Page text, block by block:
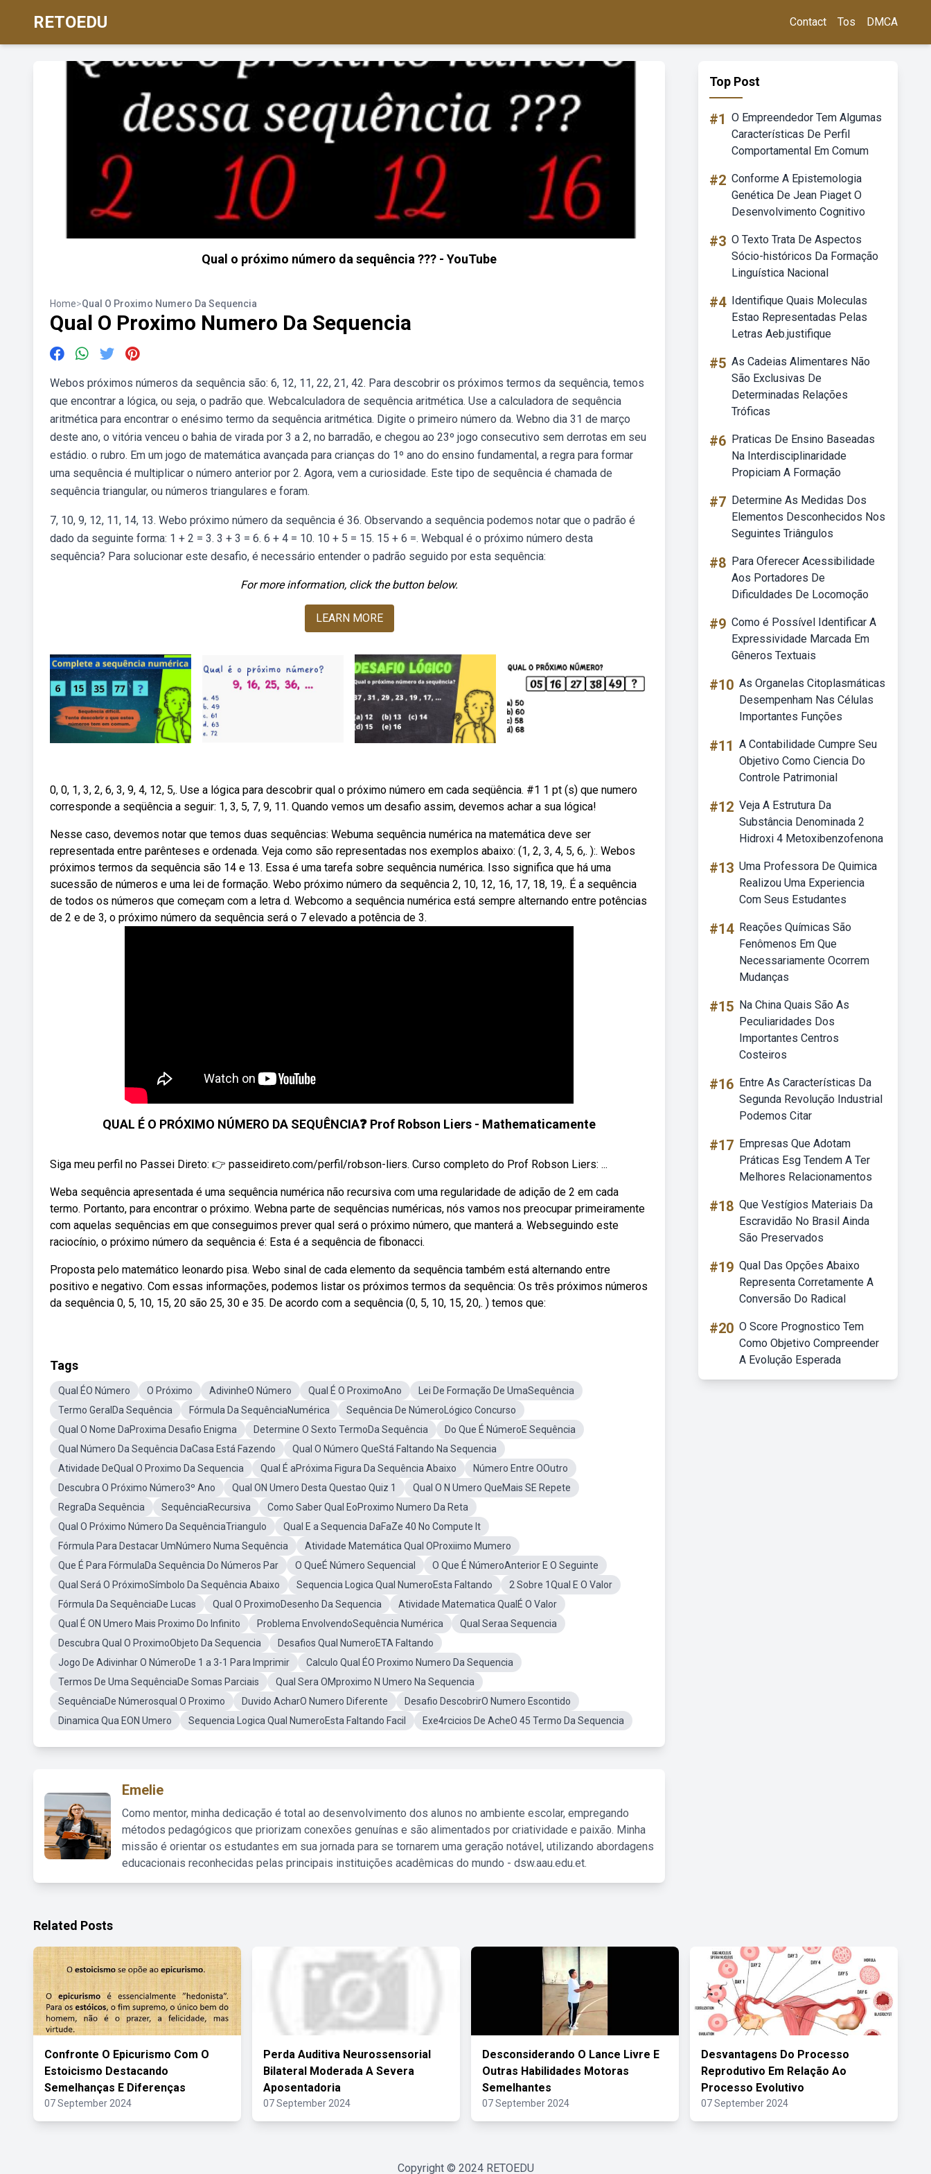
RETOEDU Contact Tos DMCA
Qual o próximo número da sequência ??? - YouTube
Home>Qual O Proximo Numero Da Sequencia
Qual O Proximo Numero Da Sequencia
Webos próximos números da sequência são: 6, 12, 11, 22, 21, 42. Para descobrir os próximos termos da sequência, temos
que encontrar a lógica, ou seja, o padrão que. Webcalculadora de sequência aritmética. Use a calculadora de sequência
aritmética para encontrar o enésimo termo da sequência aritmética. Digite o primeiro número da. Webno dia 31 de março
deste ano, o vitória venceu o bahia de virada por 3 a 2, no barradão, e chegou ao 23º jogo consecutivo sem derrotas em seu
estádio. o rubro. Em um jogo de matemática avançada para crianças do 1º ano do ensino fundamental, a regra para formar
uma sequência é multiplicar o número anterior por 2. Agora, vem a curiosidade. Este tipo de sequência é chamada de
sequência triangular, ou números triangulares e foram.
7, 10, 9, 12, 11, 14, 13. Webo próximo número da sequência é 36. Observando a sequência podemos notar que o padrão é
dado da seguinte forma: 1 + 2 = 3. 3 + 3 = 6. 6 + 4 = 10. 10 + 5 = 15. 15 + 6 =. Webqual é o próximo número desta
sequência? Para solucionar este desafio, é necessário entender o padrão seguido por esta sequência:
For more information, click the button below.
LEARN MORE
0, 0, 1, 3, 2, 6, 3, 9, 4, 12, 5,. Use a lógica para descobrir qual o próximo número em cada seqüência. #1 1 pt (s) que numero
corresponde a seqüência a seguir: 1, 3, 5, 7, 9, 11. Quando vemos um desafio assim, devemos achar a sua lógica!
Nesse caso, devemos notar que temos duas sequências: Webuma sequência numérica na matemática deve ser
representada entre parênteses e ordenada. Veja como são representadas nos exemplos abaixo: (1, 2, 3, 4, 5, 6,. ):. Webos
próximos termos da sequência são 14 e 13. Essa é uma tarefa sobre sequência numérica. Isso significa que há uma
sucessão de números e uma lei de formação. Webo próximo número da sequência 2, 10, 12, 16, 17, 18, 19,. É a sequência
de todos os números que começam com a letra d. Webcomo a sequência numérica está sempre alternando entre potências
de 2 e de 3, o próximo número da sequência será o 7 elevado a potência de 3.
QUAL É O PRÓXIMO NÚMERO DA SEQUÊNCIA❓ Prof Robson Liers - Mathematicamente
Siga meu perfil no Passei Direto: 👉 passeidireto.com/perfil/robson-liers. Curso completo do Prof Robson Liers: ...
Weba sequência apresentada é uma sequência numérica não recursiva com uma regularidade de adição de 2 em cada
termo. Portanto, para encontrar o próximo. Webna parte de sequências numéricas, nós vamos nos preocupar primeiramente
com aquelas sequências em que conseguimos prever qual será o próximo número, que manterá a. Webseguindo este
raciocínio, o próximo número da sequência é: Esta é a sequência de fibonacci.
Proposta pelo matemático leonardo pisa. Webo sinal de cada elemento da sequência também está alternando entre
positivo e negativo. Com essas informações, podemos listar os próximos termos da sequência: Os três próximos números
da sequência 0, 5, 10, 15, 20 são 25, 30 e 35. De acordo com a sequência (0, 5, 10, 15, 20,. ) temos que:
Tags
Qual ÉO Número O Próximo AdivinheO Número Qual É O ProximoAno
Lei De Formação De UmaSequência
Termo GeralDa Sequência
Fórmula Da SequênciaNumérica
Sequência De NúmeroLógico Concurso
Qual O Nome DaProxima Desafio Enigma
Determine O Sexto TermoDa Sequência
Do Que É NúmeroE Sequência
Qual Número Da Sequência DaCasa Está Fazendo
Qual O Número QueStá Faltando Na Sequencia
Atividade DeQual O Proximo Da Sequencia
Qual É aPróxima Figura Da Sequência Abaixo
Número Entre OOutro
Descubra O Próximo Número3º Ano
Qual ON Umero Desta Questao Quiz 1
Qual O N Umero QueMais SE Repete
RegraDa Sequência
SequênciaRecursiva
Como Saber Qual EoProximo Numero Da Reta
Qual O Próximo Número Da SequênciaTriangulo
Qual E a Sequencia DaFaZe 40 No Compute It
Fórmula Para Destacar UmNúmero Numa Sequência
Atividade Matemática Qual OProxiimo Mumero
Que É Para FórmulaDa Sequência Do Números Par
O QueÉ Número Sequencial
O Que É NúmeroAnterior E O Seguinte
Qual Será O PróximoSímbolo Da Sequência Abaixo
Sequencia Logica Qual NumeroEsta Faltando
2 Sobre 1Qual E O Valor
Fórmula Da SequênciaDe Lucas
Qual O ProximoDesenho Da Sequencia
Atividade Matematica QualÉ O Valor
Qual É ON Umero Mais Proximo Do Infinito
Problema EnvolvendoSequência Numérica
Qual Seraa Sequencia
Descubra Qual O ProximoObjeto Da Sequencia
Desafios Qual NumeroETA Faltando
Jogo De Adivinhar O NúmeroDe 1 a 3-1 Para Imprimir
Calculo Qual ÉO Proximo Numero Da Sequencia
Termos De Uma SequênciaDe Somas Parciais
Qual Sera OMproximo N Umero Na Sequencia
SequênciaDe Númerosqual O Proximo
Duvido AcharO Numero Diferente
Desafio DescobrirO Numero Escontido
Dinamica Qua EON Umero
Sequencia Logica Qual NumeroEsta Faltando Facil Exe4rcicios De AcheO 45 Termo Da Sequencia
Emelie
Como mentor, minha dedicação é total ao desenvolvimento dos alunos no ambiente escolar, empregando
métodos pedagógicos que priorizam conexões genuínas e são alimentados por criatividade e paixão. Minha
missão é orientar os estudantes em sua jornada para se tornarem uma geração notável, utilizando abordagens
educacionais reconhecidas pelas principais instituições acadêmicas do mundo - dsw.aau.edu.et.
Top Post
#1 O Empreendedor Tem Algumas
Características De Perfil
Comportamental Em Comum
#2 Conforme A Epistemologia
Genética De Jean Piaget O
Desenvolvimento Cognitivo
#3 O Texto Trata De Aspectos
Sócio-históricos Da Formação
Linguística Nacional
#4 Identifique Quais Moleculas
Estao Representadas Pelas
Letras Aeb.justifique
#5 As Cadeias Alimentares Não
São Exclusivas De
Determinadas Relações
Tróficas
#6 Praticas De Ensino Baseadas
Na Interdisciplinaridade
Propiciam A Formação
#7 Determine As Medidas Dos
Elementos Desconhecidos Nos
Seguintes Triângulos
#8 Para Oferecer Acessibilidade
Aos Portadores De
Dificuldades De Locomoção
#9 Como é Possível Identificar A
Expressividade Marcada Em
Gêneros Textuais
#10 As Organelas Citoplasmáticas
Desempenham Nas Células
Importantes Funções
#11 A Contabilidade Cumpre Seu
Objetivo Como Ciencia Do
Controle Patrimonial
#12 Veja A Estrutura Da
Substância Denominada 2
Hidroxi 4 Metoxibenzofenona
#13 Uma Professora De Quimica
Realizou Uma Experiencia
Com Seus Estudantes
#14 Reações Químicas São
Fenômenos Em Que
Necessariamente Ocorrem
Mudanças
#15 Na China Quais São As
Peculiaridades Dos
Importantes Centros
Costeiros
#16 Entre As Características Da
Segunda Revolução Industrial
Podemos Citar
#17 Empresas Que Adotam
Práticas Esg Tendem A Ter
Melhores Relacionamentos
#18 Que Vestígios Materiais Da
Escravidão No Brasil Ainda
São Preservados
#19 Qual Das Opções Abaixo
Representa Corretamente A
Conversão Do Radical
#20 O Score Prognostico Tem
Como Objetivo Compreender
A Evolução Esperada
Related Posts
Confronte O Epicurismo Com O
Estoicismo Destacando
Semelhanças E Diferenças
07 September 2024
Perda Auditiva Neurossensorial
Bilateral Moderada A Severa
Aposentadoria
07 September 2024
Desconsiderando O Lance Livre E
Outras Habilidades Motoras
Semelhantes
07 September 2024
Desvantagens Do Processo
Reprodutivo Em Relação Ao
Processo Evolutivo
07 September 2024
Copyright © 2024 RETOEDU